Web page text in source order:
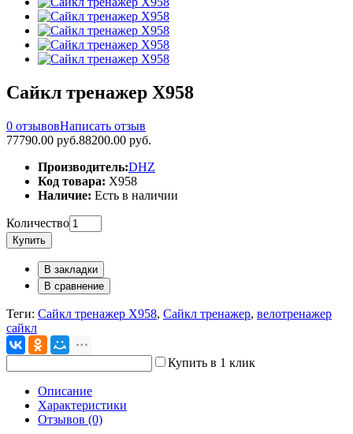
Сайкл тренажер X958
0 отзывовНаписать отзыв
77790.00 руб.88200.00 руб.
Производитель:DHZ
Код товара: X958
Наличие: Есть в наличии
Количество
Купить
В закладки
В сравнение
Теги: Сайкл тренажер X958, Сайкл тренажер, велотренажер
сайкл
Купить в 1 клик
Описание
Характеристики
Отзывов (0)